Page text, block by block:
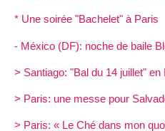
* Une soirée "Bachelet" à Paris
- México (DF): noche de baile
> Santiago: "Bal du 14 juillet"
> Paris: une messe pour
> Paris: « Le Ché dans mon